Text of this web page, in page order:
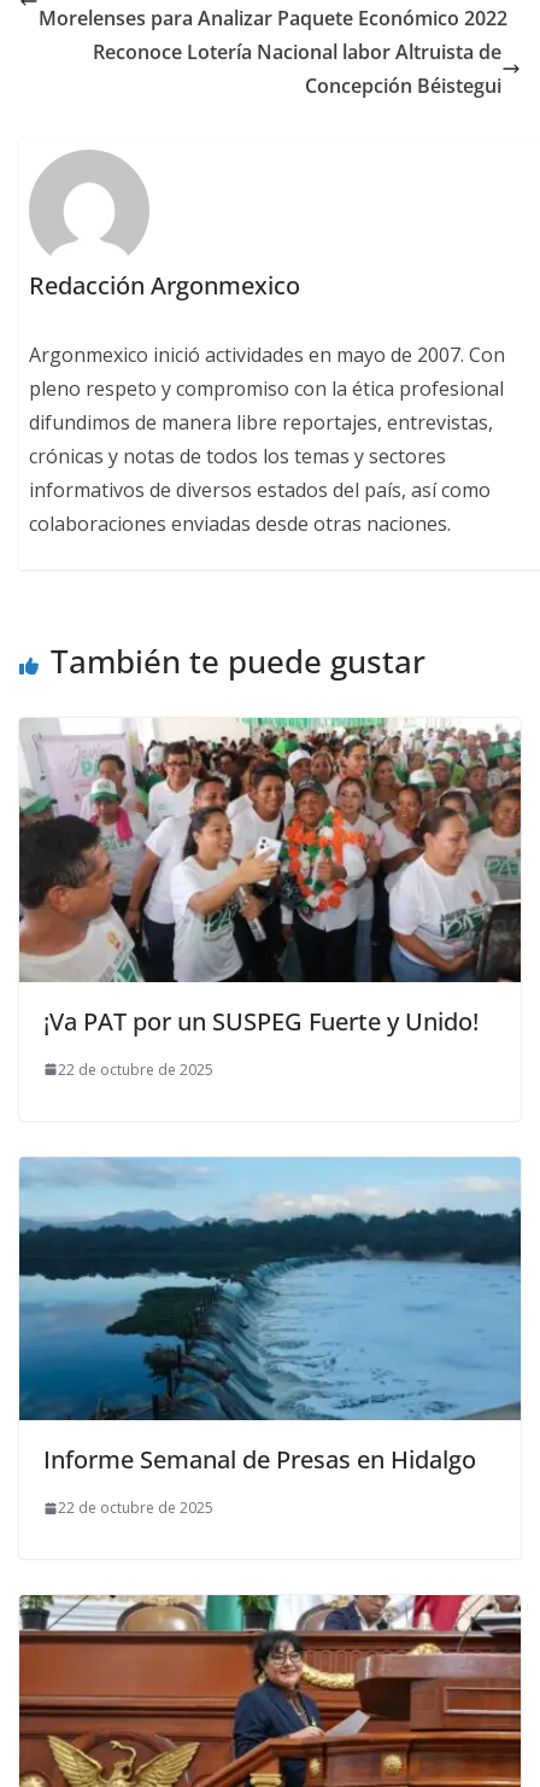
Morelenses para Analizar Paquete Económico 2022
Reconoce Lotería Nacional labor Altruista de
Concepción Béistegui
Redacción Argonmexico
Argonmexico inició actividades en mayo de 2007. Con
pleno respeto y compromiso con la ética profesional
difundimos de manera libre reportajes, entrevistas,
crónicas y notas de todos los temas y sectores
informativos de diversos estados del país, así como
colaboraciones enviadas desde otras naciones.
También te puede gustar
¡Va PAT por un SUSPEG Fuerte y Unido!
22 de octubre de 2025
Informe Semanal de Presas en Hidalgo
22 de octubre de 2025